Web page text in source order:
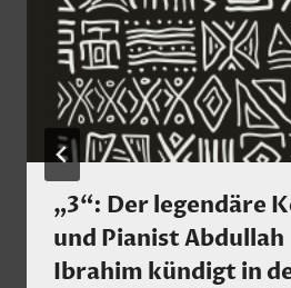
„3“: Der legendäre
und Pianist Abdullah
Ibrahim kündigt in